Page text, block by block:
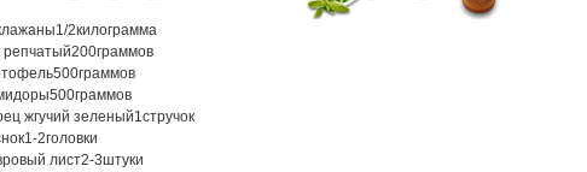
1/2килограмма
репчатый200граммов
500граммов
500граммов
жгучий зеленый1стручок
1-2головки
лист2-3штуки